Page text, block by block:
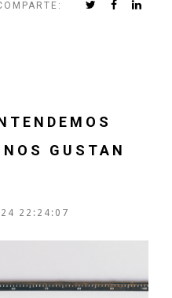
GUSTAN
22:24:07